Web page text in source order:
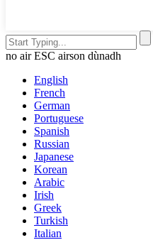
no air ESC airson dùnadh
English
French
German
Portuguese
Spanish
Russian
Japanese
Korean
Arabic
Irish
Greek
Turkish
Italian